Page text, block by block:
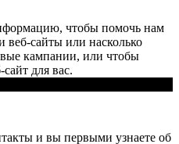
чтобы помочь нам
веб-сайты или насколько
кампании, или чтобы
для вас.
и вы первыми узнаете об